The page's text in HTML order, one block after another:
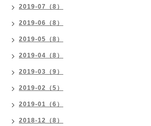
2019-07（8）
2019-06（8）
2019-05（8）
2019-04（8）
2019-03（9）
2019-02（5）
2019-01（6）
2018-12（8）